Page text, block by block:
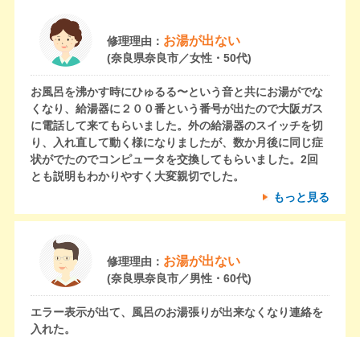
修理理由： お湯が出ない
(奈良県奈良市／女性・50代)
お風呂を沸かす時にひゅるる〜という音と共にお湯がでな
くなり、給湯器に２００番という番号が出たので大阪ガス
に電話して来てもらいました。外の給湯器のスイッチを切
り、入れ直して動く様になりましたが、数か月後に同じ症
状がでたのでコンピュータを交換してもらいました。2回
とも説明もわかりやすく大変親切でした。
もっと見る
修理理由： お湯が出ない
(奈良県奈良市／男性・60代)
エラー表示が出て、風呂のお湯張りが出来なくなり連絡を
入れた。